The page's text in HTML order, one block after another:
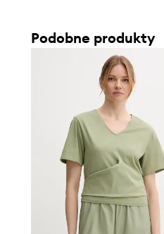
- Szerokość pod
- Wymiary podane dla
Podobne produkty